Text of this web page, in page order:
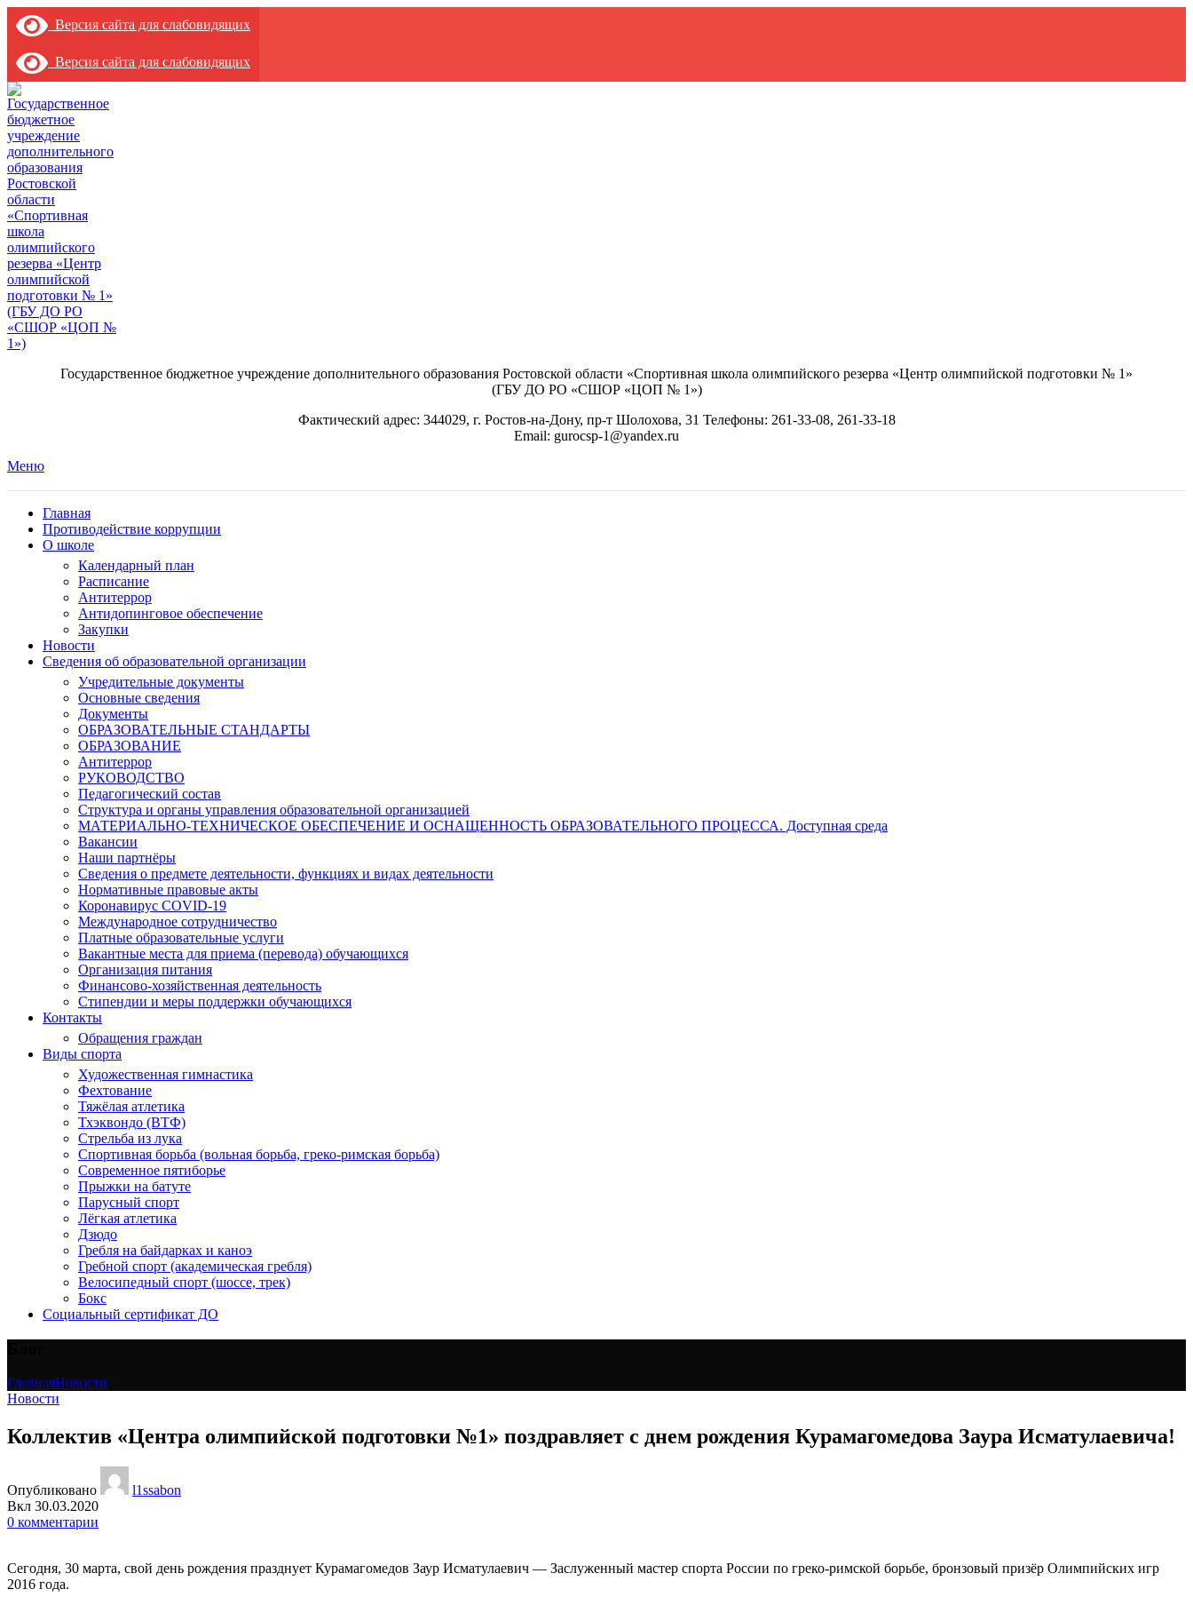
Версия сайта для слабовидящих
Версия сайта для слабовидящих
Государственное бюджетное учреждение дополнительного образования Ростовской области «Спортивная школа олимпийского резерва «Центр олимпийской подготовки № 1»
(ГБУ ДО РО «СШОР «ЦОП № 1»)
Фактический адрес: 344029, г. Ростов-на-Дону, пр-т Шолохова, 31 Телефоны: 261-33-08, 261-33-18
Email: gurocsp-1@yandex.ru
Меню
Главная
Противодействие коррупции
О школе
Календарный план
Расписание
Антитеррор
Антидопинговое обеспечение
Закупки
Новости
Сведения об образовательной организации
Учредительные документы
Основные сведения
Документы
ОБРАЗОВАТЕЛЬНЫЕ СТАНДАРТЫ
ОБРАЗОВАНИЕ
Антитеррор
РУКОВОДСТВО
Педагогический состав
Структура и органы управления образовательной организацией
МАТЕРИАЛЬНО-ТЕХНИЧЕСКОЕ ОБЕСПЕЧЕНИЕ И ОСНАЩЕННОСТЬ ОБРАЗОВАТЕЛЬНОГО ПРОЦЕССА. Доступная среда
Вакансии
Наши партнёры
Сведения о предмете деятельности, функциях и видах деятельности
Нормативные правовые акты
Коронавирус COVID-19
Международное сотрудничество
Платные образовательные услуги
Вакантные места для приема (перевода) обучающихся
Организация питания
Финансово-хозяйственная деятельность
Стипендии и меры поддержки обучающихся
Контакты
Обращения граждан
Виды спорта
Художественная гимнастика
Фехтование
Тяжёлая атлетика
Тхэквондо (ВТФ)
Стрельба из лука
Спортивная борьба (вольная борьба, греко-римская борьба)
Современное пятиборье
Прыжки на батуте
Парусный спорт
Лёгкая атлетика
Дзюдо
Гребля на байдарках и каноэ
Гребной спорт (академическая гребля)
Велосипедный спорт (шоссе, трек)
Бокс
Социальный сертификат ДО
ГлавнаяНовости
Новости
Коллектив «Центра олимпийской подготовки №1» поздравляет с днем рождения Курамагомедова Заура Исматулаевича!
Опубликовано
l1ssabon
Вкл 30.03.2020
0 комментарии
Сегодня, 30 марта, свой день рождения празднует Курамагомедов Заур Исматулаевич — Заслуженный мастер спорта России по греко-римской борьбе, бронзовый призёр Олимпийских игр
2016 года.